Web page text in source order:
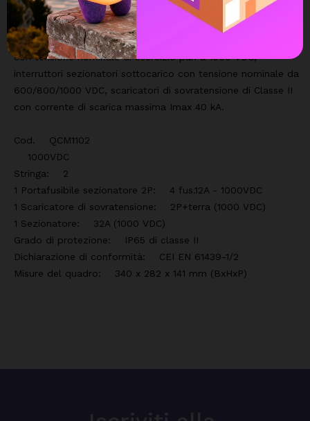
Quadri di campo, composti da portafusibili 2P con fusibili
con tensione nominale di esercizio pari a 1000 VDC,
interruttori sezionatori sottocarico con tensione nominale da
600/800/1000 VDC, scaricatori di sovratensione di Classe II
con corrente di scarica massima Imax 40 kA.
Cod. QCM1102
1000VDC
Stringa: 2
1 Portafusibile sezionatore 2P: 4 fus.12A - 1000VDC
1 Scaricatore di sovratensione: 2P+terra (1000 VDC)
1 Sezionatore: 32A (1000 VDC)
Grado di protezione: IP65 di classe II
Dichiarazione di conformità: CEI EN 61439-1/2
Misure del quadro: 340 x 282 x 141 mm (BxHxP)